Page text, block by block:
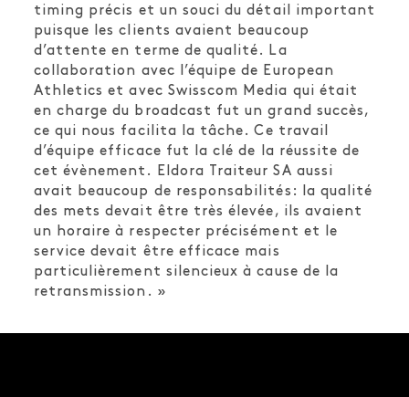
timing précis et un souci du détail important
puisque les clients avaient beaucoup
d’attente en terme de qualité. La
collaboration avec l’équipe de European
Athletics et avec Swisscom Media qui était
en charge du broadcast fut un grand succès,
ce qui nous facilita la tâche. Ce travail
d’équipe efficace fut la clé de la réussite de
cet évènement. Eldora Traiteur SA aussi
avait beaucoup de responsabilités: la qualité
des mets devait être très élevée, ils avaient
un horaire à respecter précisément et le
service devait être efficace mais
particulièrement silencieux à cause de la
retransmission. »